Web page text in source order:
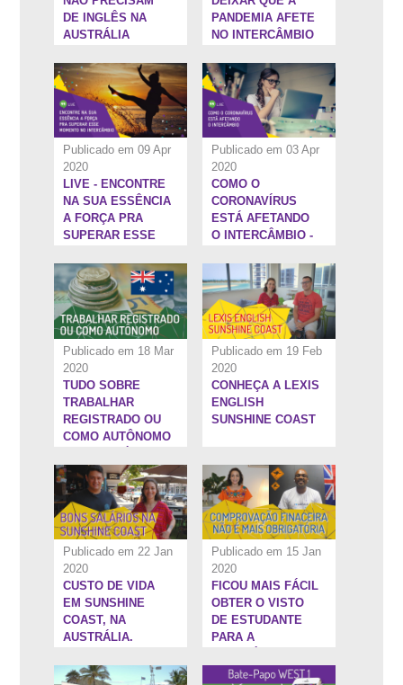
DE INGLÊS NA
AUSTRÁLIA
PANDEMIA AFETE
NO INTERCÂMBIO
Publicado em 09 Apr
2020
LIVE - ENCONTRE
NA SUA ESSÊNCIA
A FORÇA PRA
SUPERAR ESSE
INTERCÂMBIO
Publicado em 03 Apr
2020
COMO O
CORONAVÍRUS
ESTÁ AFETANDO
O INTERCÂMBIO -
LOPES,
FUNDADOR DA
WEST 1
Publicado em 18 Mar
2020
47:3''
TUDO SOBRE
TRABALHAR
REGISTRADO OU
COMO AUTÔNOMO
Publicado em 19 Feb
2020
CONHEÇA A LEXIS
ENGLISH
SUNSHINE COAST
Publicado em 22 Jan
2020
CUSTO DE VIDA
EM SUNSHINE
COAST, NA
AUSTRÁLIA.
Publicado em 15 Jan
2020
FICOU MAIS FÁCIL
OBTER O VISTO
DE ESTUDANTE
PARA A
10:20'' 59:19''